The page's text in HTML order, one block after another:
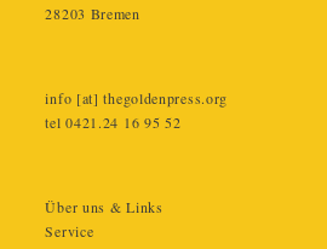
28203 Bremen
info [at] thegoldenpress.org
tel 0421.24 16 95 52
Über uns & Links
Service